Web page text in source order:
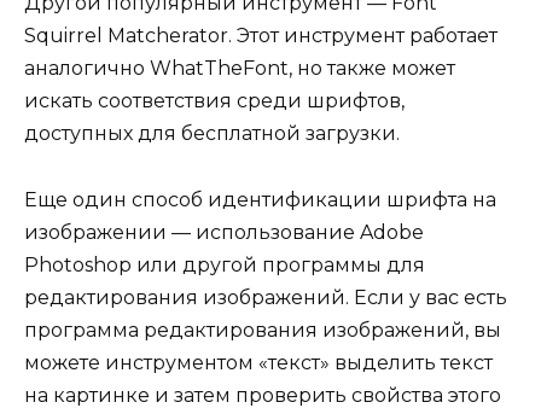
Squirrel Matcherator. Этот инструмент работает
аналогично WhatTheFont, но также может
искать соответствия среди шрифтов,
доступных для бесплатной загрузки.
Еще один способ идентификации шрифта на
изображении — использование Adobe
Photoshop или другой программы для
редактирования изображений. Если у вас есть
программа редактирования изображений, вы
можете инструментом «текст» выделить текст
на картинке и затем проверить свойства этого